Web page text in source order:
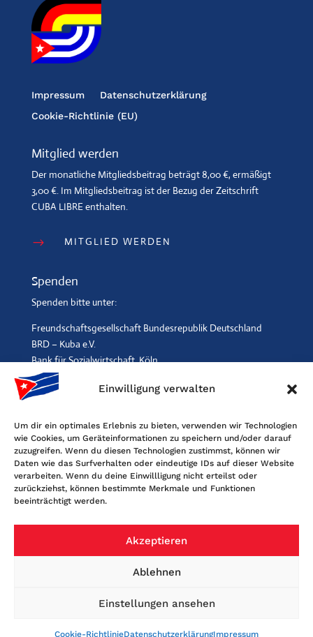
Einwilligung verwalten
Um dir ein optimales Erlebnis zu bieten, verwenden wir Technologien
wie Cookies, um Geräteinformationen zu speichern und/oder darauf
zuzugreifen. Wenn du diesen Technologien zustimmst, können wir
Daten wie das Surfverhalten oder eindeutige IDs auf dieser Website
verarbeiten. Wenn du deine Einwillligung nicht erteilst oder
zurückziehst, können bestimmte Merkmale und Funktionen
beeinträchtigt werden.
Akzeptieren
Ablehnen
Einstellungen ansehen
Cookie-RichtlinieDatenschutzerklärungImpressum
Impressum
Datenschutzerklärung
Cookie-Richtlinie (EU)
Mitglied werden
Der monatliche Mitgliedsbeitrag beträgt 8,00 €, ermäßigt
3,00 €. Im Mitgliedsbeitrag ist der Bezug der Zeitschrift
CUBA LIBRE enthalten.
$ MITGLIED WERDEN
Spenden
Spenden bitte unter:
Freundschaftsgesellschaft Bundesrepublik Deutschland
BRD – Kuba e.V.
Bank für Sozialwirtschaft, Köln
IBAN: DE96 3702 0500 0001 2369 00, BIC: BFSWDE33XXX
Kontakt
Freundschaftsgesellschaft BRD-Kuba
Maybachstr. 159, 50670 Köln
E-Mail: info@fgbrdkuba.de